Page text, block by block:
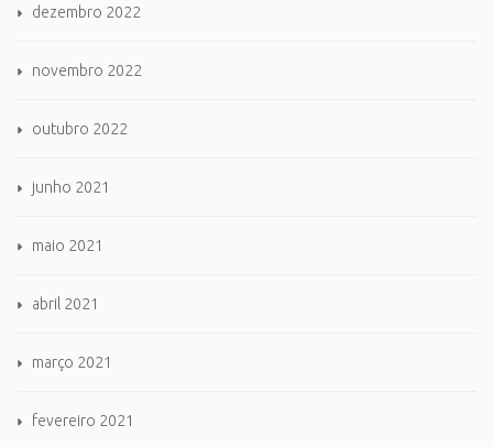
dezembro 2022
novembro 2022
outubro 2022
junho 2021
maio 2021
abril 2021
março 2021
fevereiro 2021